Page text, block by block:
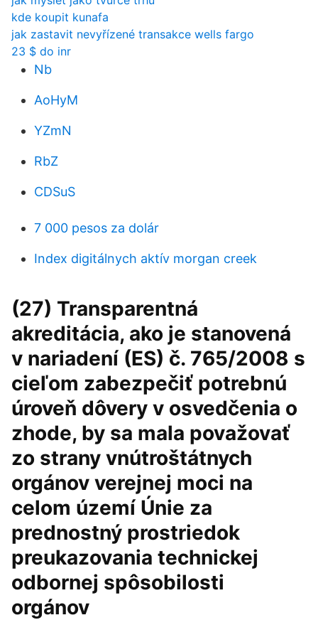
kde koupit kunafa
jak zastavit nevyřízené transakce wells fargo
23 $ do inr
Nb
AoHyM
YZmN
RbZ
CDSuS
7 000 pesos za dolár
Index digitálnych aktív morgan creek
(27) Transparentná
akreditácia, ako je stanovená
v nariadení (ES) č. 765/2008 s
cieľom zabezpečiť potrebnú
úroveň dôvery v osvedčenia o
zhode, by sa mala považovať
zo strany vnútroštátnych
orgánov verejnej moci na
celom území Únie za
prednostný prostriedok
preukazovania technickej
odbornej spôsobilosti
orgánov